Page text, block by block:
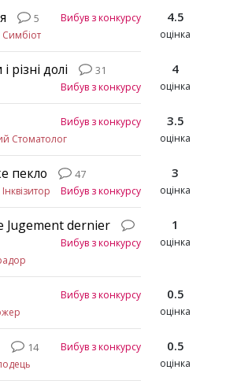
5
Вибув з конкурсу
4.5
оцінка
різні долі
31
Вибув з конкурсу
4
оцінка
Вибув з конкурсу
Стоматолог
3.5
оцінка
пекло
47
Вибув з конкурсу
3
оцінка
Jugement dernier
Вибув з конкурсу
1
оцінка
Вибув з конкурсу
0.5
оцінка
14
Вибув з конкурсу
0.5
оцінка